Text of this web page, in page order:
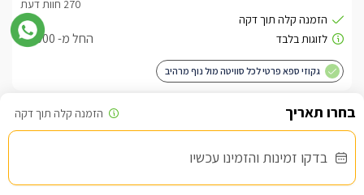
בדקו זמינות והזמינו עכשיו
החל מ- ₪1000
גקוזי ספא פרטי לכל סוויטה מול נוף מרהיב